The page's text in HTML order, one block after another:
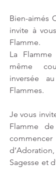
Bien-aimés
invite à
Flamme.
La
même
inversée
Flammes.
Je vous
Flamme
Sagesse et